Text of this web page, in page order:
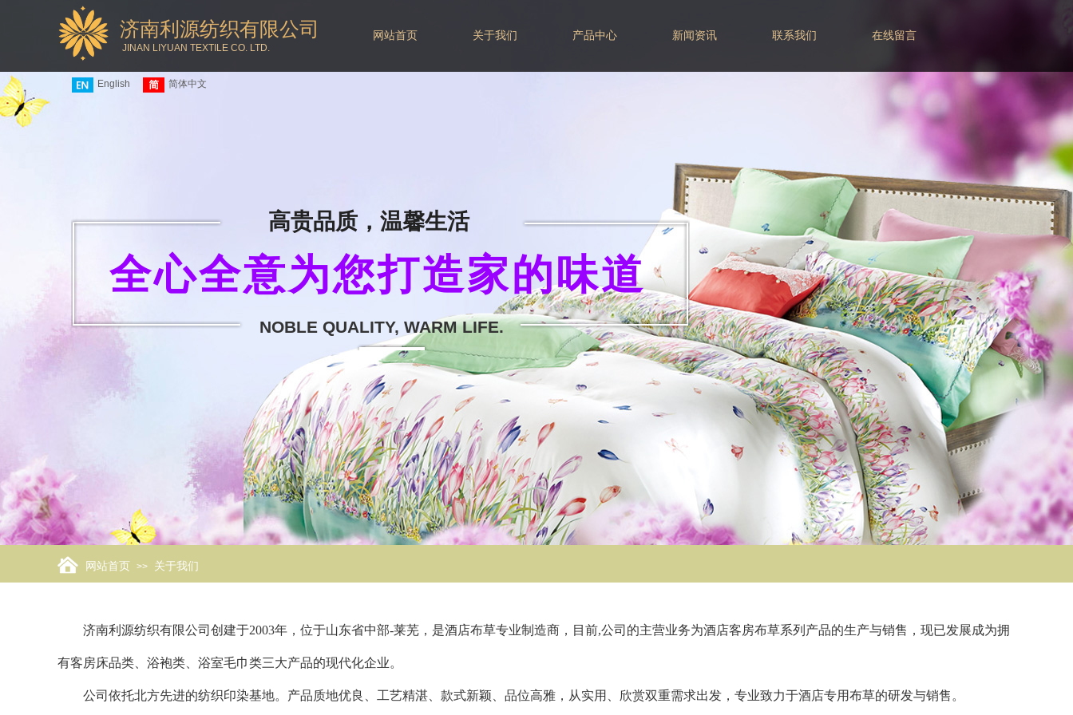
济南利源纺织有限公司
JINAN LIYUAN TEXTILE CO. LTD.
全心全意为您打造家的味道​
NOBLE QUALITY, WARM LIFE.
高贵品质，温馨生活
English 简体中文
网站首页 关于我们 产品中心 新闻资讯 联系我们 在线留言
网站首页 >> 关于我们
济南利源纺织有限公司创建于2003年，位于山东省中部-莱芜，是酒店布草专业制造商，目前,公司的主营业务为酒店客房布草系列产品的生产与销售，现已发展成为拥
有客房床品类、浴袍类、浴室毛巾类三大产品的现代化企业。
公司依托北方先进的纺织印染基地。产品质地优良、工艺精湛、款式新颖、品位高雅，从实用、欣赏双重需求出发，专业致力于酒店专用布草的研发与销售。